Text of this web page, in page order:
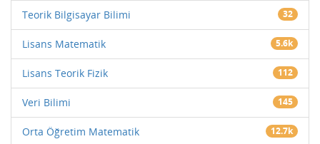
Teorik Bilgisayar Bilimi 32
Lisans Matematik 5.6k
Lisans Teorik Fizik 112
Veri Bilimi 145
Orta Öğretim Matematik 12.7k